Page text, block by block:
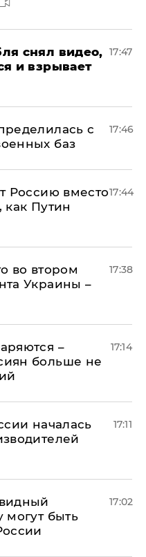
снял видео,
и взрывает
17:47
с
баз
17:46
Россию вместо
как Путин
17:44
во втором
Украины –
17:38
–
больше не
17:14
началась
17:11
могут быть
17:02